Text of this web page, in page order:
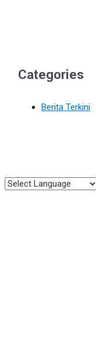
Categories
Berita Terkini